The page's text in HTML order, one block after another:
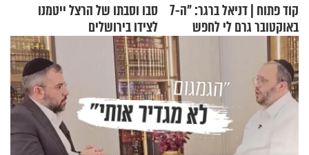
קוד פתוח | דניאל ברגר: "ה-7
באוקטובר גרם לי לחפש
תשובות"
סבו וסבתו של הרצל ייטמנו
לצידו בירושלים